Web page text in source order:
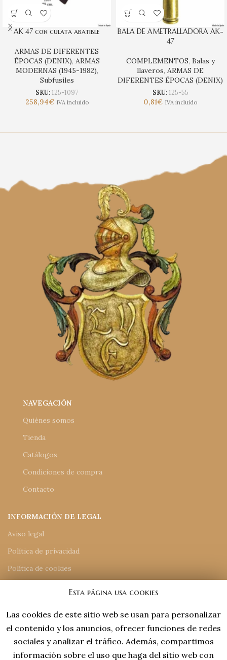
AK 47 con culata abatible
ARMAS DE DIFERENTES
ÉPOCAS (DENIX), ARMAS
MODERNAS (1945-1982),
Subfusiles
SKU:125-1097
258,94€ IVA incluido
BALA DE AMETRALLADORA AK-
47
COMPLEMENTOS, Balas y
llaveros, ARMAS DE
DIFERENTES ÉPOCAS (DENIX)
SKU:125-55
0,81€ IVA incluido
NAVEGACIÓN
Quiénes somos
Tienda
Catálogos
Condiciones de compra
Contacto
INFORMACIÓN DE LEGAL
Aviso legal
Política de privacidad
Política de cookies
INFORMACIÓN DE CONTACTO
918 77 48 18
Esta página usa cookies
Las cookies de este sitio web se usan para personalizar
el contenido y los anuncios, ofrecer funciones de redes
sociales y analizar el tráfico. Además, compartimos
información sobre el uso que haga del sitio web con